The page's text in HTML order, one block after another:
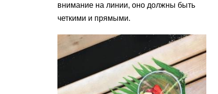
внимание на линии, оно должны быть
четкими и прямыми.